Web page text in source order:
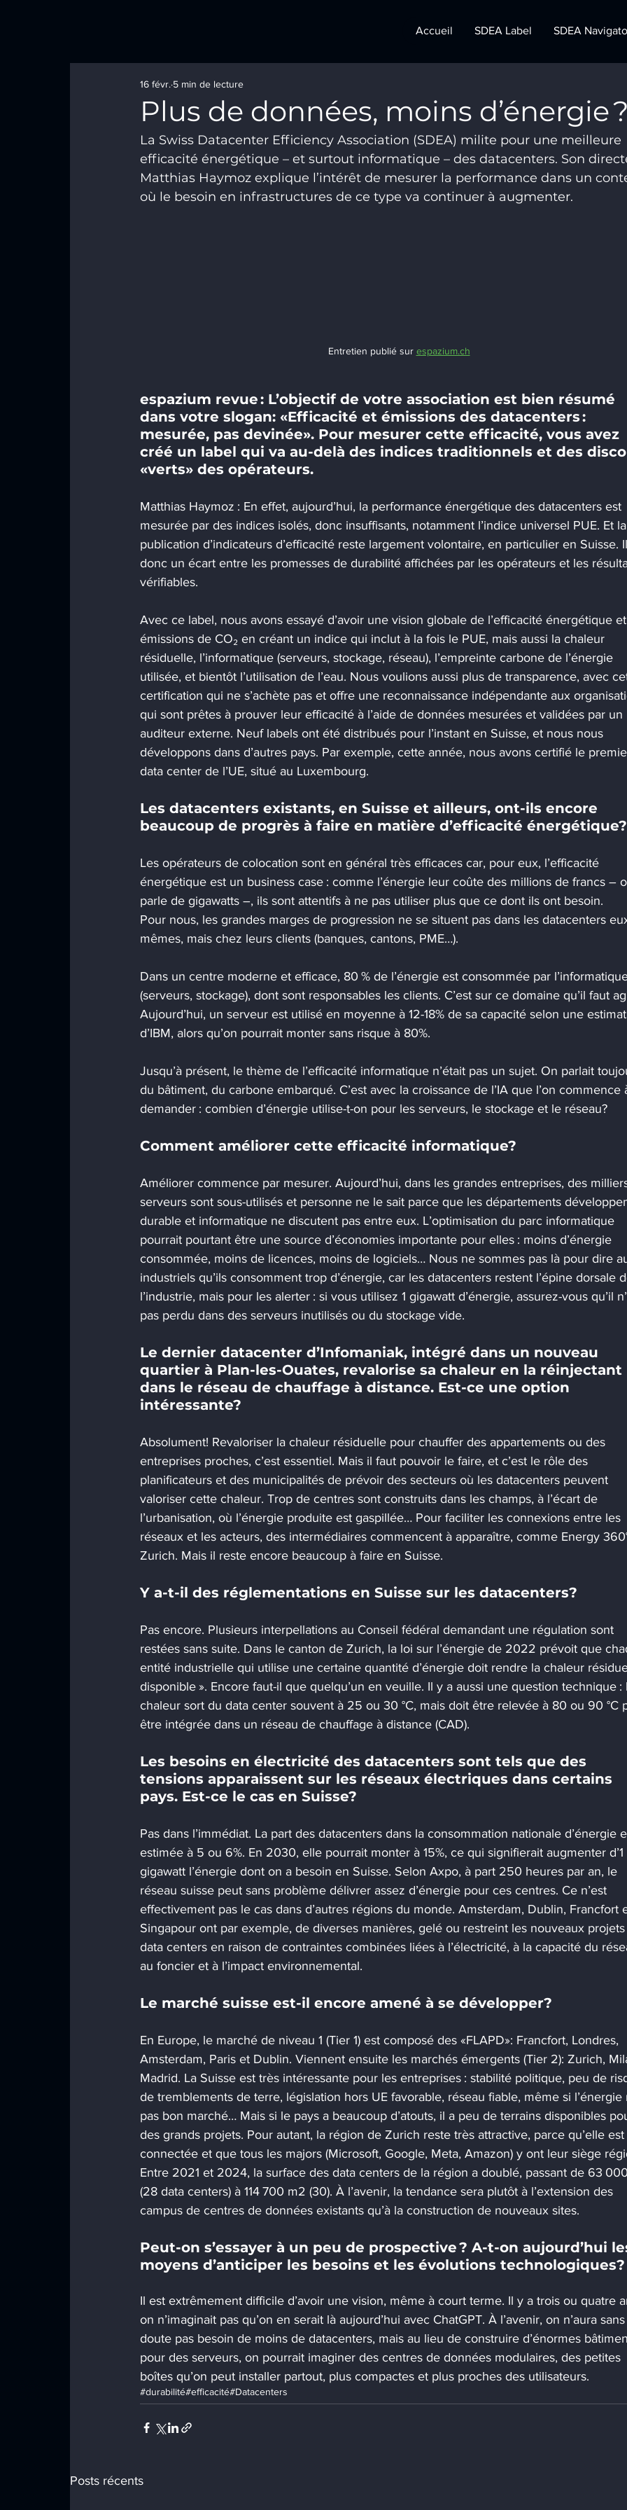
Accueil SDEA Label SDEA
Plus de don­nées, moins d’éner­gie ?
16 févr. 5 min de lecture
La Swiss Datacenter Efficiency Association (SDEA) milite pour une meilleure
efficacité énergétique – et surtout informatique – des datacenters. Son
Matthias Haymoz explique l’intérêt de mesurer la performance dans un
où le besoin en infrastructures de ce type va continuer à augmenter.
Entretien publié sur espazium.ch
espazium revue : L’objectif de votre association est bien résumé
dans votre slogan: «Efficacité et émissions des datacenters :
mesurée, pas devinée». Pour mesurer cette efficacité, vous avez
créé un label qui va au-delà des indices traditionnels et des
«verts» des opérateurs.
Matthias Haymoz : En effet, aujourd’hui, la performance énergétique des datacenters est
mesurée par des indices isolés, donc insuffisants, notamment l’indice universel PUE. Et la
publication d’indicateurs d’efficacité reste largement volontaire, en particulier en Suisse.
donc un écart entre les promesses de durabilité affichées par les opérateurs et les
vérifiables.
Avec ce label, nous avons essayé d’avoir une vision globale de l’efficacité énergétique
émissions de CO₂ en créant un indice qui inclut à la fois le PUE, mais aussi la chaleur
résiduelle, l’informatique (serveurs, stockage, réseau), l’empreinte carbone de l’énergie
utilisée, et bientôt l’utilisation de l’eau. Nous voulions aussi plus de transparence, avec
certification qui ne s’achète pas et offre une reconnaissance indépendante aux
qui sont prêtes à prouver leur efficacité à l’aide de données mesurées et validées par un
auditeur externe. Neuf labels ont été distribués pour l’instant en Suisse, et nous nous
développons dans d’autres pays. Par exemple, cette année, nous avons certifié le
data center de l’UE, situé au Luxembourg.
Les datacenters existants, en Suisse et ailleurs, ont-ils encore
beaucoup de progrès à faire en matière d’efficacité énergétique?
Les opérateurs de colocation sont en général très efficaces car, pour eux, l’efficacité
énergétique est un business case : comme l’énergie leur coûte des millions de francs –
parle de gigawatts –, ils sont attentifs à ne pas utiliser plus que ce dont ils ont besoin.
Pour nous, les grandes marges de progression ne se situent pas dans les datacenters
mêmes, mais chez leurs clients (banques, cantons, PME…).
Dans un centre moderne et efficace, 80 % de l’énergie est consommée par
(serveurs, stockage), dont sont responsables les clients. C’est sur ce domaine qu’il faut
Aujourd’hui, un serveur est utilisé en moyenne à 12-18% de sa capacité selon une
d’IBM, alors qu’on pourrait monter sans risque à 80%.
Jusqu’à présent, le thème de l’efficacité informatique n’était pas un sujet. On parlait
du bâtiment, du carbone embarqué. C’est avec la croissance de l’IA que l’on commence
demander : combien d’énergie utilise-t-on pour les serveurs, le stockage et le réseau?
Comment améliorer cette efficacité informatique?
Améliorer commence par mesurer. Aujourd’hui, dans les grandes entreprises, des
serveurs sont sous-utilisés et personne ne le sait parce que les départements
durable et informatique ne discutent pas entre eux. L’optimisation du parc informatique
pourrait pourtant être une source d’économies importante pour elles : moins d’énergie
consommée, moins de licences, moins de logiciels… Nous ne sommes pas là pour dire
industriels qu’ils consomment trop d’énergie, car les datacenters restent l’épine dorsale
l’industrie, mais pour les alerter : si vous utilisez 1 gigawatt d’énergie, assurez-vous qu’il
pas perdu dans des serveurs inutilisés ou du stockage vide.
Le dernier datacenter d’Infomaniak, intégré dans un nouveau
quartier à Plan-les-Ouates, revalorise sa chaleur en la réinjectant
dans le réseau de chauffage à distance. Est-ce une option
intéressante?
Absolument! Revaloriser la chaleur résiduelle pour chauffer des appartements ou des
entreprises proches, c’est essentiel. Mais il faut pouvoir le faire, et c’est le rôle des
planificateurs et des municipalités de prévoir des secteurs où les datacenters peuvent
valoriser cette chaleur. Trop de centres sont construits dans les champs, à l’écart de
l’urbanisation, où l’énergie produite est gaspillée… Pour faciliter les connexions entre les
réseaux et les acteurs, des intermédiaires commencent à apparaître, comme Energy
Zurich. Mais il reste encore beaucoup à faire en Suisse.
Y a-t-il des réglementations en Suisse sur les datacenters?
Pas encore. Plusieurs interpellations au Conseil fédéral demandant une régulation sont
restées sans suite. Dans le canton de Zurich, la loi sur l’énergie de 2022 prévoit que
entité industrielle qui utilise une certaine quantité d’énergie doit rendre la chaleur
disponible ». Encore faut-il que quelqu’un en veuille. Il y a aussi une question technique :
chaleur sort du data center souvent à 25 ou 30 °C, mais doit être relevée à 80 ou 90 °C
être intégrée dans un réseau de chauffage à distance (CAD).
Les besoins en électricité des datacenters sont tels que des
tensions apparaissent sur les réseaux électriques dans certains
pays. Est-ce le cas en Suisse?
Pas dans l’immédiat. La part des datacenters dans la consommation nationale d’énergie
estimée à 5 ou 6%. En 2030, elle pourrait monter à 15%, ce qui signifierait augmenter d’1
gigawatt l’énergie dont on a besoin en Suisse. Selon Axpo, à part 250 heures par an, le
réseau suisse peut sans problème délivrer assez d’énergie pour ces centres. Ce n’est
effectivement pas le cas dans d’autres régions du monde. Amsterdam, Dublin, Francfort
Singapour ont par exemple, de diverses manières, gelé ou restreint les nouveaux
data centers en raison de contraintes combinées liées à l’électricité, à la capacité du
au foncier et à l’impact environnemental.
Le marché suisse est-il encore amené à se développer?
En Europe, le marché de niveau 1 (Tier 1) est composé des «FLAPD»: Francfort, Londres,
Amsterdam, Paris et Dublin. Viennent ensuite les marchés émergents (Tier 2): Zurich,
Madrid. La Suisse est très intéressante pour les entreprises : stabilité politique, peu de
de tremblements de terre, législation hors UE favorable, réseau fiable, même si l’énergie
pas bon marché… Mais si le pays a beaucoup d’atouts, il a peu de terrains disponibles
des grands projets. Pour autant, la région de Zurich reste très attractive, parce qu’elle
connectée et que tous les majors (Microsoft, Google, Meta, Amazon) y ont leur siège
Entre 2021 et 2024, la surface des data centers de la région a doublé, passant de 63
(28 data centers) à 114 700 m2 (30). À l’avenir, la tendance sera plutôt à l’extension des
campus de centres de données existants qu’à la construction de nouveaux sites.
Peut-on s’essayer à un peu de prospective ? A-t-on aujourd’hui
moyens d’anticiper les besoins et les évolutions technologiques?
Il est extrêmement difficile d’avoir une vision, même à court terme. Il y a trois ou quatre
on n’imaginait pas qu’on en serait là aujourd’hui avec ChatGPT. À l’avenir, on n’aura sans
doute pas besoin de moins de datacenters, mais au lieu de construire d’énormes
pour des serveurs, on pourrait imaginer des centres de données modulaires, des petites
boîtes qu’on peut installer partout, plus compactes et plus proches des utilisateurs.
#durabilité#efficacité#Datacenters
Posts récents